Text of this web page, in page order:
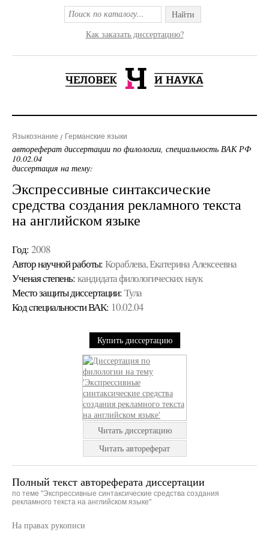
Найти
Как заказать диссертацию?
Языкознание Германские языки
автореферат диссертации по филологии, специальность ВАК РФ
10.02.04
диссертация на тему:
Экспрессивные синтаксические
средства создания рекламного текста
на английском языке
Год: 2008
Автор научной работы: Кораблева, Екатерина Алексеевна
Ученая cтепень: кандидата филологических наук
Место защиты диссертации: Тула
Код cпециальности ВАК: 10.02.04
Купить диссертацию
Читать диссертацию
Читать автореферат
Полный текст автореферата диссертации
по теме "Экспрессивные синтаксические средства создания
рекламного текста на английском языке"
На правах рукописи